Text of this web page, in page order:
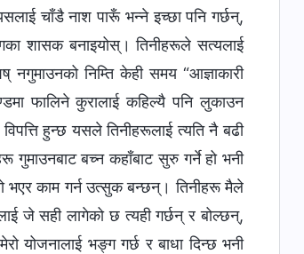
चाँडै नाश पारूँ भन्ने इच्छा पनि गर्छन्,
शासक बनाइयोस्। तिनीहरूले सत्यलाई
निम्ति केही समय “आज्ञाकारी
फालिने कुरालाई कहिल्यै पनि लुकाउन
हुन्छ यसले तिनीहरूलाई त्यति नै बढी
बच्न कहाँबाट सुरु गर्ने हो भनी
भएर काम गर्न उत्सुक बन्छन्। तिनीहरू मैले
जे सही लागेको छ त्यही गर्छन् र बोल्छन्,
योजनालाई भङ्ग गर्छ र बाधा दिन्छ भनी